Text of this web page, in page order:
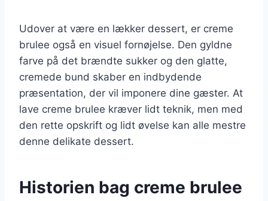
Udover at være en lækker dessert, er creme
brulee også en visuel fornøjelse. Den gyldne
farve på det brændte sukker og den glatte,
cremede bund skaber en indbydende
præsentation, der vil imponere dine gæster. At
lave creme brulee kræver lidt teknik, men med
den rette opskrift og lidt øvelse kan alle mestre
denne delikate dessert.
Historien bag creme brulee